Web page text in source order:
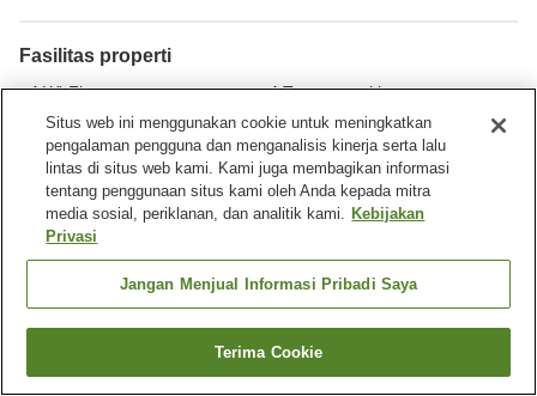
Fasilitas properti
Wi-Fi
Tempat parkir
Spa / Salon kecantikan
Gym / Klub kebugaran
Beranda Australia Queensland
Council Regional Cairns
Crystalbrook Riley
Cari kamar
Situs web ini menggunakan cookie untuk meningkatkan
pengalaman pengguna dan menganalisis kinerja serta lalu
lintas di situs web kami. Kami juga membagikan informasi
tentang penggunaan situs kami oleh Anda kepada mitra
media sosial, periklanan, dan analitik kami. Kebijakan
Privasi
Jangan Menjual Informasi Pribadi Saya
Terima Cookie